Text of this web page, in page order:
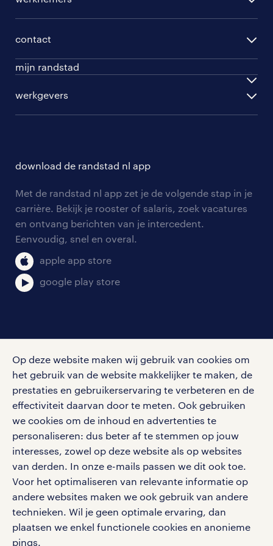
Op deze website maken wij gebruik van cookies om
het gebruik van de website makkelijker te maken, de
prestaties en gebruikerservaring te verbeteren en de
effectiviteit daarvan door te meten. Ook gebruiken
we cookies om de inhoud en advertenties te
personaliseren: dus beter af te stemmen op jouw
interesses, zowel op deze website als op websites
van derden. In onze e-mails passen we dit ook toe.
Voor het optimaliseren van relevante informatie op
andere websites maken we ook gebruik van andere
technieken. Wil je geen optimale ervaring, dan
plaatsen we enkel functionele cookies en anonieme
pings.
per vakgebied
per topwerkgever
ontwikkel jezelf
work for ukraine
contact
werknemers
werkgevers
mijn randstad
werkgevers
algemene voorwaarden
download de randstad nl app
Met de randstad nl app zet je de volgende stap in je
carrière. Bekijk je rooster of salaris, zoek vacatures
en ontvang berichten van je intercedent.
Eenvoudig, snel en overal.
apple app store
google play store
Volg ons voor de leukste content omtrent
vacatures, solliciteren en inspiratie.
werken bij randstad
gebruikersvoorwaarden
privacystatement
cookies
disclaimer